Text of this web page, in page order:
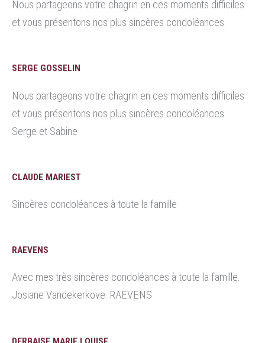
Nous partageons votre chagrin en ces moments difficiles
et vous présentons nos plus sincères condoléances.
SERGE GOSSELIN
Nous partageons votre chagrin en ces moments difficiles
et vous présentons nos plus sincères condoléances.
Serge et Sabine
CLAUDE MARIEST
Sincères condoléances à toute la famille
RAEVENS
Avec mes très sincères condoléances à toute la famille.
Josiane Vandekerkove. RAEVENS